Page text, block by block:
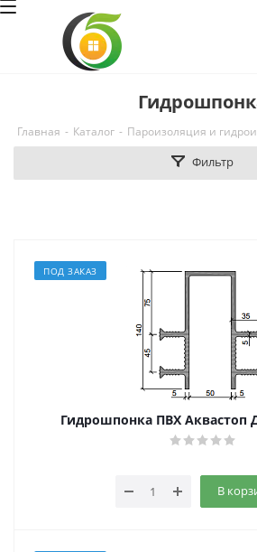
Главная - Каталог - Пароизоляция и
Фильтр
ПОД ЗАКАЗ
Гидрошпонка ПВХ Аквастоп
В